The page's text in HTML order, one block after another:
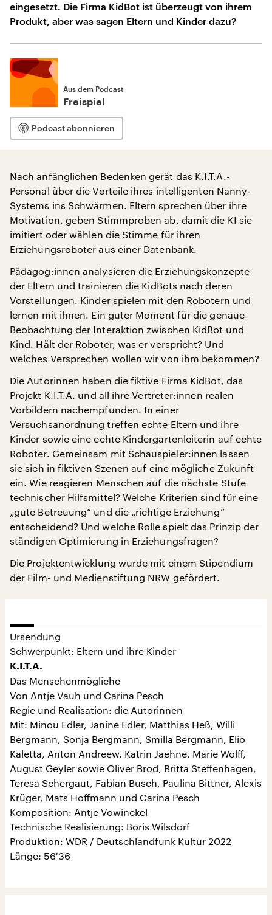
eingesetzt. Die Firma KidBot ist überzeugt von ihrem
Produkt, aber was sagen Eltern und Kinder dazu?
Aus dem Podcast
Freispiel
Podcast abonnieren
Nach anfänglichen Bedenken gerät das K.I.T.A.-
Personal über die Vorteile ihres intelligenten Nanny-
Systems ins Schwärmen. Eltern sprechen über ihre
Motivation, geben Stimmproben ab, damit die KI sie
imitiert oder wählen die Stimme für ihren
Erziehungsroboter aus einer Datenbank.
Pädagog:innen analysieren die Erziehungskonzepte
der Eltern und trainieren die KidBots nach deren
Vorstellungen. Kinder spielen mit den Robotern und
lernen mit ihnen. Ein guter Moment für die genaue
Beobachtung der Interaktion zwischen KidBot und
Kind. Hält der Roboter, was er verspricht? Und
welches Versprechen wollen wir von ihm bekommen?
Die Autorinnen haben die fiktive Firma KidBot, das
Projekt K.I.T.A. und all ihre Vertreter:innen realen
Vorbildern nachempfunden. In einer
Versuchsanordnung treffen echte Eltern und ihre
Kinder sowie eine echte Kindergartenleiterin auf echte
Roboter. Gemeinsam mit Schauspieler:innen lassen
sie sich in fiktiven Szenen auf eine mögliche Zukunft
ein. Wie reagieren Menschen auf die nächste Stufe
technischer Hilfsmittel? Welche Kriterien sind für eine
„gute Betreuung“ und die „richtige Erziehung“
entscheidend? Und welche Rolle spielt das Prinzip der
ständigen Optimierung in Erziehungsfragen?
Die Projektentwicklung wurde mit einem Stipendium
der Film- und Medienstiftung NRW gefördert.
Ursendung
Schwerpunkt: Eltern und ihre Kinder
K.I.T.A.
Das Menschenmögliche
Von Antje Vauh und Carina Pesch
Regie und Realisation: die Autorinnen
Mit: Minou Edler, Janine Edler, Matthias Heß, Willi
Bergmann, Sonja Bergmann, Smilla Bergmann, Elio
Kaletta, Anton Andreew, Katrin Jaehne, Marie Wolff,
August Geyler sowie Oliver Brod, Britta Steffenhagen,
Teresa Schergaut, Fabian Busch, Paulina Bittner, Alexis
Krüger, Mats Hoffmann und Carina Pesch
Komposition: Antje Vowinckel
Technische Realisierung: Boris Wilsdorf
Produktion: WDR / Deutschlandfunk Kultur 2022
Länge: 56'36